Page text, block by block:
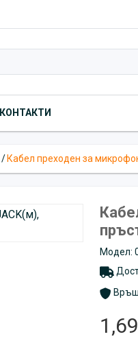
КОНТАКТИ
/ Кабел преходен за
Модел: